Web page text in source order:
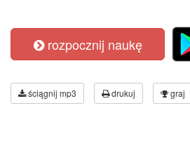
rozpocznij naukę
ściągnij mp3 drukuj graj